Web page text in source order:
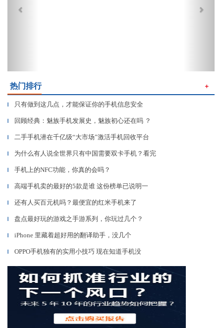
热门排行 ＋
▎ 只有做到这几点，才能保证你的手机信息安全
▎ 回顾经典：魅族手机发展史，魅族初心还在吗 ？
▎ 二手手机潜在千亿级“大市场”激活手机回收平台
▎ 为什么有人说全世界只有中国需要双卡手机？看完
▎ 手机上的NFC功能，你真的会吗？
▎ 高端手机卖的最好的5款是谁 这份榜单已说明一
▎ 还有人买百元机吗？最便宜的红米手机来了
▎ 盘点最好玩的游戏之手游系列，你玩过几个？
▎ iPhone 里藏着超好用的翻译助手，没几个
▎ OPPO手机独有的实用小技巧 现在知道手机没